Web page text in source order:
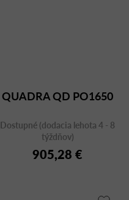
QUADRA QD PO1650
Dostupné (dodacia lehota 4 - 8
týždňov)
905,28 €